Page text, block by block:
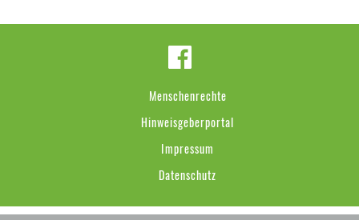
Menschenrechte
Hinweisgeberportal
Impressum
Datenschutz